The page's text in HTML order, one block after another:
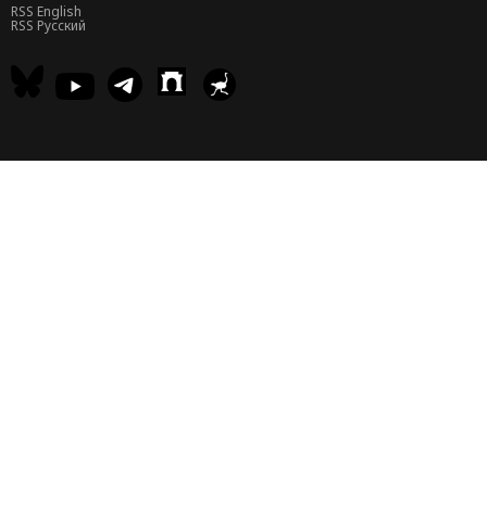
RSS English
RSS Русский